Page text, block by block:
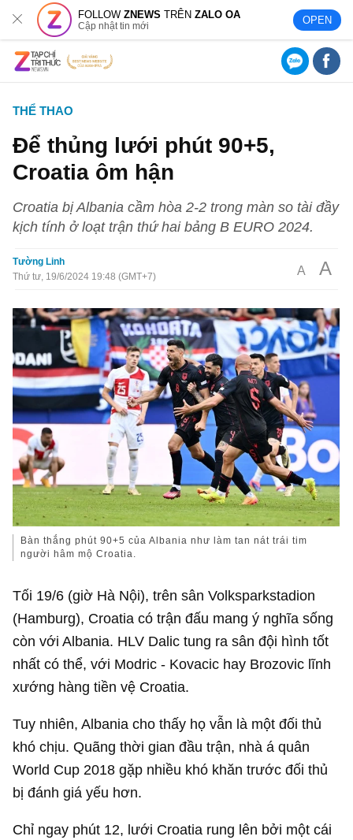
FOLLOWZNEWS TRÊNZALO OA
Cập nhật tin mới OPEN
THỂ THAO
Để thủng lưới phút 90+5,
Croatia ôm hận
Croatia bị Albania cầm hòa 2-2 trong màn so tài đầy
kịch tính ở loạt trận thứ hai bảng B EURO 2024.
Tường Linh
Thứ tư, 19/6/2024 19:48 (GMT+7)
A A
Bàn thắng phút 90+5 của Albania như làm tan nát trái tim
người hâm mộ Croatia.
Tối 19/6 (giờ Hà Nội), trên sân Volksparkstadion
(Hamburg), Croatia có trận đấu mang ý nghĩa sống
còn với Albania. HLV Dalic tung ra sân đội hình tốt
nhất có thể, với Modric - Kovacic hay Brozovic lĩnh
xướng hàng tiền vệ Croatia.
Tuy nhiên, Albania cho thấy họ vẫn là một đối thủ
khó chịu. Quãng thời gian đầu trận, nhà á quân
World Cup 2018 gặp nhiều khó khăn trước đối thủ
bị đánh giá yếu hơn.
Chỉ ngay phút 12, lưới Croatia rung lên bởi một cái